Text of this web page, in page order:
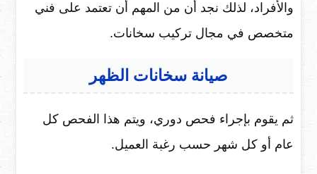
والأفراد، لذلك نجد أن من المهم أن تعتمد على فني
متخصص في مجال تركيب سخانات.
صيانة سخانات الظهر
ثم يقوم بإجراء فحص دوري، ويتم هذا الفحص كل
عام أو كل شهر حسب رغبة العميل.